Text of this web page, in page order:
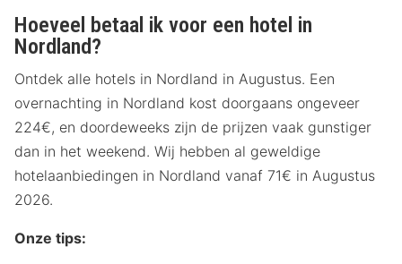
Hoeveel betaal ik voor een hotel in
Nordland?
Ontdek alle hotels in Nordland in Augustus. Een
overnachting in Nordland kost doorgaans ongeveer
224€, en doordeweeks zijn de prijzen vaak gunstiger
dan in het weekend. Wij hebben al geweldige
hotelaanbiedingen in Nordland vanaf 71€ in Augustus
2026.
Onze tips: